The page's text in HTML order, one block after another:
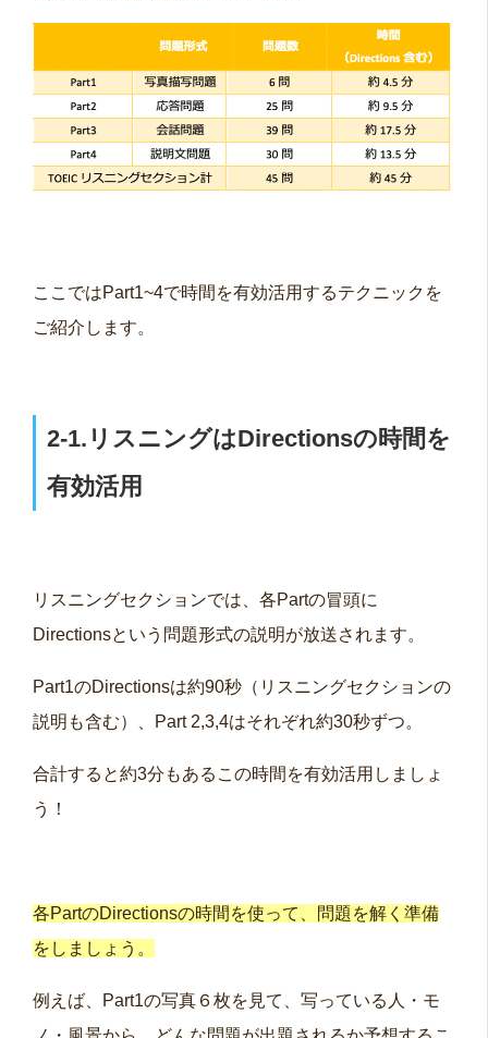
ここではPart1~4で時間を有効活用するテクニックを
ご紹介します。
2-1.リスニングはDirectionsの時間を
有効活用
リスニングセクションでは、各Partの冒頭に
Directionsという問題形式の説明が放送されます。
Part1のDirectionsは約90秒（リスニングセクションの
説明も含む）、Part 2,3,4はそれぞれ約30秒ずつ。
合計すると約3分もあるこの時間を有効活用しましょ
う！
各PartのDirectionsの時間を使って、問題を解く準備
をしましょう。
例えば、Part1の写真６枚を見て、写っている人・モ